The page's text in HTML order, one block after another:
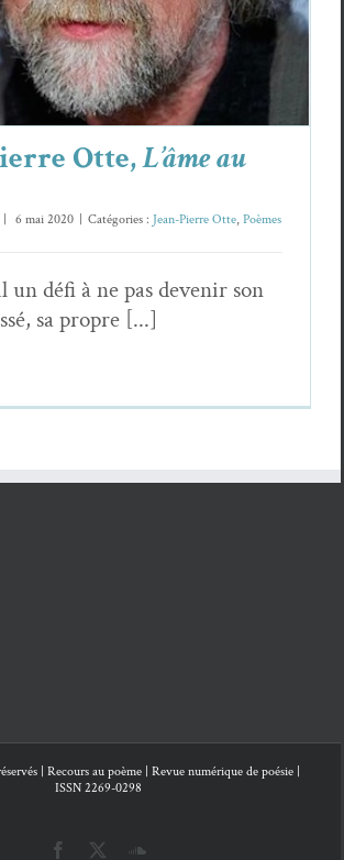
Otte,L’âme au
6 mai 2020 Catégories : Jean-Pierre Otte, Poèmes
défi à ne pas devenir son
sa propre [...]
| Recours au poème | Revue numérique de poésie |
ISSN 2269-0298
Facebook SoundCloud